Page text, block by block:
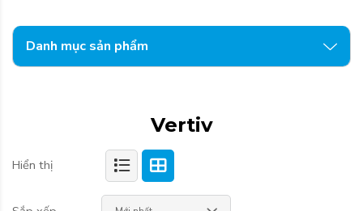
Danh mục sản phẩm
Giải pháp 3
Vertiv
Hiển thị